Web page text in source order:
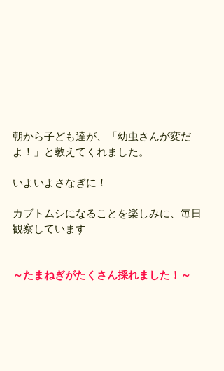
朝から子ども達が、「幼虫さんが変だ
よ！」と教えてくれました。
いよいよさなぎに！
カブトムシになることを楽しみに、毎日
観察しています
～たまねぎがたくさん採れました！～